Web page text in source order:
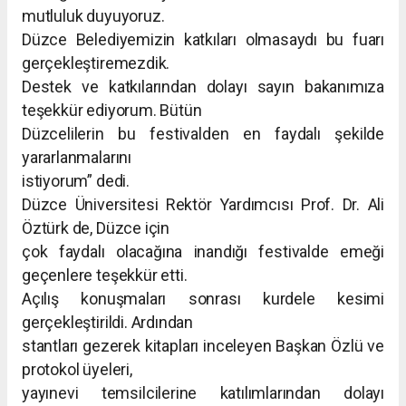
mutluluk duyuyoruz.
Düzce Belediyemizin katkıları olmasaydı bu fuarı
gerçekleştiremezdik.
Destek ve katkılarından dolayı sayın bakanımıza
teşekkür ediyorum. Bütün
Düzcelilerin bu festivalden en faydalı şekilde
yararlanmalarını
istiyorum” dedi.
Düzce Üniversitesi Rektör Yardımcısı Prof. Dr. Ali
Öztürk de, Düzce için
çok faydalı olacağına inandığı festivalde emeği
geçenlere teşekkür etti.
Açılış konuşmaları sonrası kurdele kesimi
gerçekleştirildi. Ardından
stantları gezerek kitapları inceleyen Başkan Özlü ve
protokol üyeleri,
yayınevi temsilcilerine katılımlarından dolayı